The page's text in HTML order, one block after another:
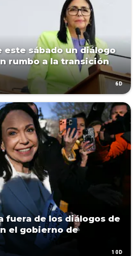
este sábado un diálogo
rumbo a la transición
6D
fuera de los diálogos de
el gobierno de
10D